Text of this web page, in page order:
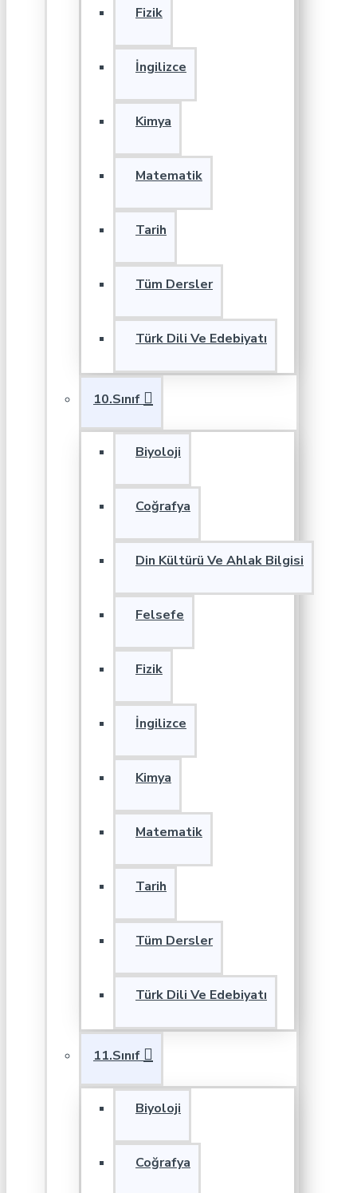
Fizik
İngilizce
Kimya
Matematik
Tarih
Tüm Dersler
Türk Dili Ve Edebiyatı
10.Sınıf
Biyoloji
Coğrafya
Din Kültürü Ve Ahlak Bilgisi
Felsefe
Fizik
İngilizce
Kimya
Matematik
Tarih
Tüm Dersler
Türk Dili Ve Edebiyatı
11.Sınıf
Biyoloji
Coğrafya